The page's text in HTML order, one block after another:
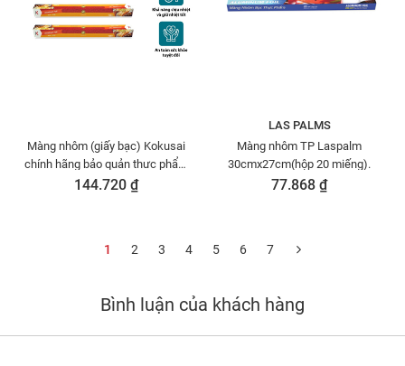
Màng nhôm (giấy bạc) Kokusai
chính hãng bảo quản thưc phẩm
Moriitalia MNTP00004732
144.720 ₫
LAS PALMS
Màng nhôm TP Laspalm
30cmx27cm(hộp 20 miếng).
77.868 ₫
1 2 3 4 5 6 7
Bình luận của khách hàng